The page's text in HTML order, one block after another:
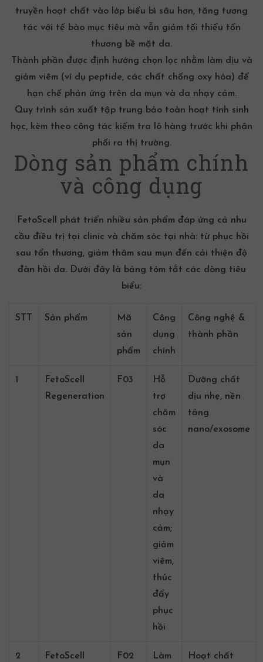
truyền hoạt chất vào lớp biểu bì sâu hơn, tăng tương
tác với tế bào mục tiêu mà vẫn giảm tối thiểu tổn
thương bề mặt da.
Thành phần được định hướng chọn lọc nhằm làm dịu và
giảm viêm (ví dụ peptide, các chất chống oxy hóa) để
hạn chế phản ứng trên da mụn và da nhạy cảm.
Quy trình sản xuất tập trung bảo toàn hoạt tính sinh
học, kèm theo công tác kiểm tra lô hàng trước khi phân
phối ra thị trường.
Dòng sản phẩm chính
và công dụng
FetoScell phát triển nhiều sản phẩm đáp ứng cả nhu
cầu điều trị tại clinic và chăm sóc tại nhà: từ phục hồi
sau tổn thương, giảm thâm sau mụn đến cải thiện độ
đàn hồi da. Dưới đây là bảng tóm tắt các dòng tiêu
biểu:
STT Sản phẩm
Mã
sản
phẩm
Công
dụng
chính
Công nghệ &
thành phần
1
FetoScell
Regeneration
F03
Hỗ
trợ
chăm
sóc
da
mụn
và
da
nhạy
cảm;
giảm
viêm,
thúc
đẩy
phục
hồi
Dưỡng chất
dịu nhẹ, nền
tảng
nano/exosome
2
FetoScell
F02
Làm
Hoạt chất